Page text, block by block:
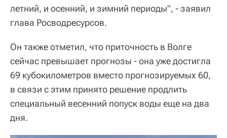
летний, и осенний, и зимний периоды", - заявил
глава Росводресурсов.
Он также отметил, что приточность в Волге
сейчас превышает прогнозы - она уже достигла
69 кубокилометров вместо прогнозируемых 60,
в связи с этим принято решение продлить
специальный весенний попуск воды еще на два
дня.